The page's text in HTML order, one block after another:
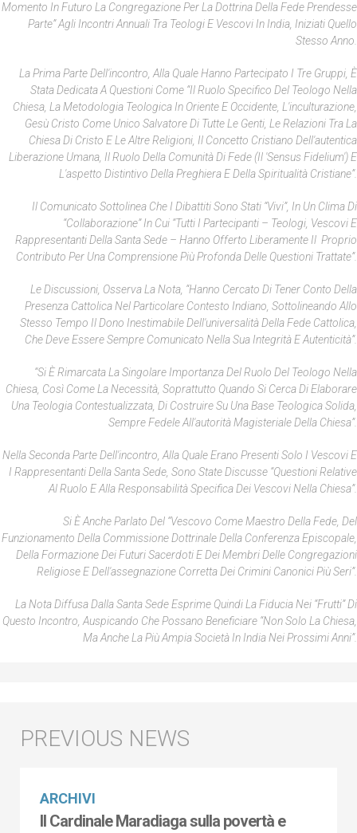
Momento In Futuro La Congregazione Per La Dottrina Della Fede Prendesse
Parte” Agli Incontri Annuali Tra Teologi E Vescovi In India, Iniziati Quello
Stesso Anno.
La Prima Parte Dell'incontro, Alla Quale Hanno Partecipato I Tre Gruppi, È
Stata Dedicata A Questioni Come “il Ruolo Specifico Del Teologo Nella
Chiesa, La Metodologia Teologica In Oriente E Occidente, L'inculturazione,
Gesù Cristo Come Unico Salvatore Di Tutte Le Genti, Le Relazioni Tra La
Chiesa Di Cristo E Le Altre Religioni, Il Concetto Cristiano Dell'autentica
Liberazione Umana, Il Ruolo Della Comunità Di Fede (il 'sensus Fidelium') E
L'aspetto Distintivo Della Preghiera E Della Spiritualità Cristiane”.
Il Comunicato Sottolinea Che I Dibattiti Sono Stati “vivi”, In Un Clima Di
“collaborazione” In Cui “tutti I Partecipanti – Teologi, Vescovi E
Rappresentanti Della Santa Sede – Hanno Offerto Liberamente Il Proprio
Contributo Per Una Comprensione Più Profonda Delle Questioni Trattate”.
Le Discussioni, Osserva La Nota, “hanno Cercato Di Tener Conto Della
Presenza Cattolica Nel Particolare Contesto Indiano, Sottolineando Allo
Stesso Tempo Il Dono Inestimabile Dell'universalità Della Fede Cattolica,
Che Deve Essere Sempre Comunicato Nella Sua Integrità E Autenticità”.
“Si È Rimarcata La Singolare Importanza Del Ruolo Del Teologo Nella
Chiesa, Così Come La Necessità, Soprattutto Quando Si Cerca Di Elaborare
Una Teologia Contestualizzata, Di Costruire Su Una Base Teologica Solida,
Sempre Fedele All'autorità Magisteriale Della Chiesa”.
Nella Seconda Parte Dell'incontro, Alla Quale Erano Presenti Solo I Vescovi E
I Rappresentanti Della Santa Sede, Sono State Discusse “questioni Relative
Al Ruolo E Alla Responsabilità Specifica Dei Vescovi Nella Chiesa”.
Si È Anche Parlato Del “Vescovo Come Maestro Della Fede, Del
Funzionamento Della Commissione Dottrinale Della Conferenza Episcopale,
Della Formazione Dei Futuri Sacerdoti E Dei Membri Delle Congregazioni
Religiose E Dell'assegnazione Corretta Dei Crimini Canonici Più Seri”.
La Nota Diffusa Dalla Santa Sede Esprime Quindi La Fiducia Nei “frutti” Di
Questo Incontro, Auspicando Che Possano Beneficiare “non Solo La Chiesa,
Ma Anche La Più Ampia Società In India Nei Prossimi Anni”.
ARCHIVI
Il Cardinale Maradiaga sulla povertà e